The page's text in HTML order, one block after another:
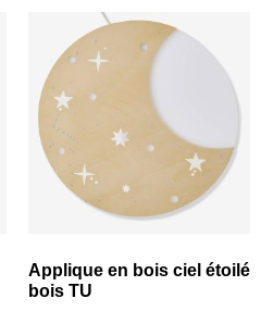
Applique en bois ciel étoilé
bois TU